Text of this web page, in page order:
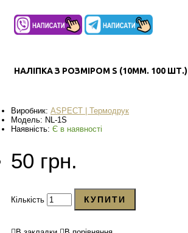
НАЛІПКА З РОЗМІРОМ S (10ММ. 100 ШТ.)
Виробник: ASPECT | Термодрук
Модель: NL-1S
Наявність: Є в наявності
50 грн.
Кількість КУПИТИ